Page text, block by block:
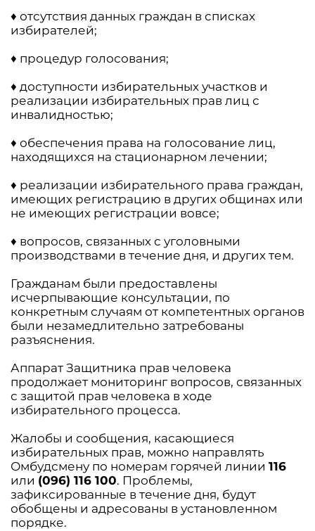
♦ отсутствия данных граждан в списках
избирателей;
♦ процедур голосования;
♦ доступности избирательных участков и
реализации избирательных прав лиц с
инвалидностью;
♦ обеспечения права на голосование лиц,
находящихся на стационарном лечении;
♦ реализации избирательного права граждан,
имеющих регистрацию в других общинах или
не имеющих регистрации вовсе;
♦ вопросов, связанных с уголовными
производствами в течение дня, и других тем.
Гражданам были предоставлены
исчерпывающие консультации, по
конкретным случаям от компетентных органов
были незамедлительно затребованы
разъяснения.
Аппарат Защитника прав человека
продолжает мониторинг вопросов, связанных
с защитой прав человека в ходе
избирательного процесса.
Жалобы и сообщения, касающиеся
избирательных прав, можно направлять
Омбудсмену по номерам горячей линии 116
или (096) 116 100. Проблемы,
зафиксированные в течение дня, будут
обобщены и адресованы в установленном
порядке.